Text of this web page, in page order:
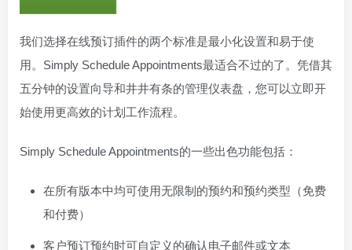
我们选择在线预订插件的两个标准是最小化设置和易于使
用。Simply Schedule Appointments最适合不过的了。凭借其
五分钟的设置向导和井井有条的管理仪表盘，您可以立即开
始使用更高效的计划工作流程。
Simply Schedule Appointments的一些出色功能包括：
在所有版本中均可使用无限制的预约和预约类型（免费
和付费）
客户预订预约时可自定义的确认电子邮件或文本